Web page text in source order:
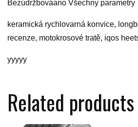
Bezúdržbováano Všechny parametry
keramická rychlovarná konvice,
recenze, motokrosové tratě, iqos
yyyyy
Related products